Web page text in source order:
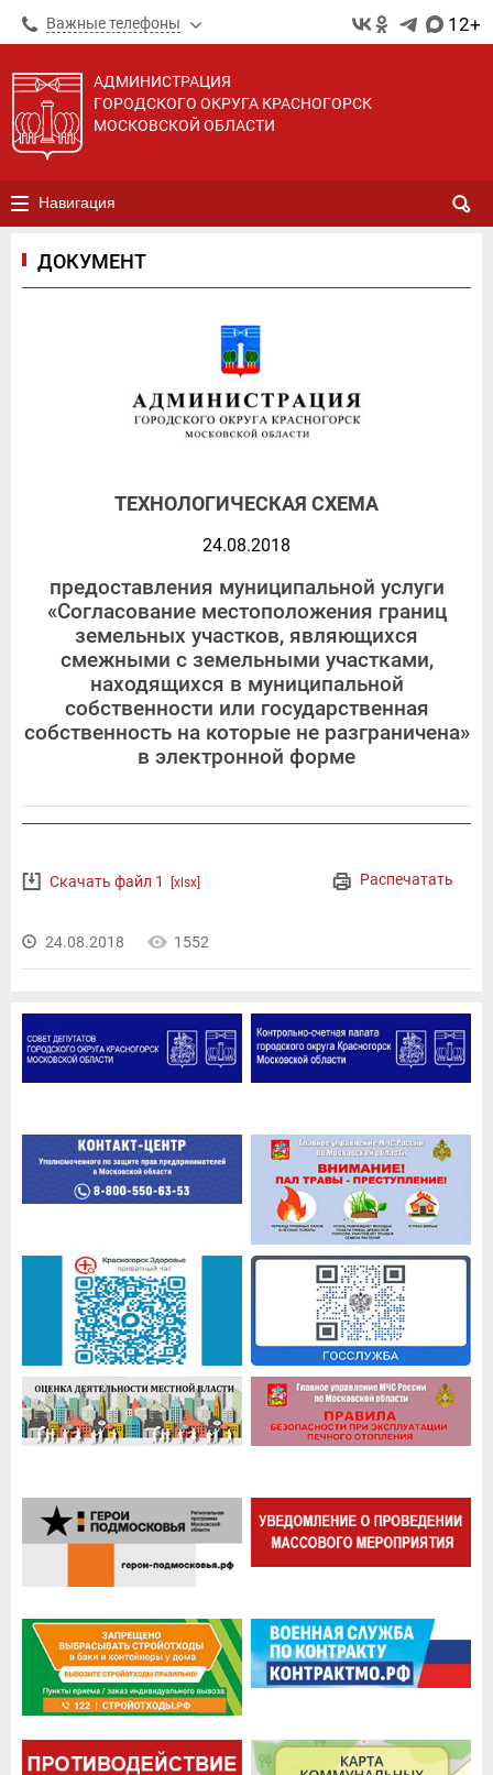
Важные телефоны 12+
АДМИНИСТРАЦИЯ
ГОРОДСКОГО ОКРУГА КРАСНОГОРСК
МОСКОВСКОЙ ОБЛАСТИ
Навигация
ДОКУМЕНТ
ТЕХНОЛОГИЧЕСКАЯ СХЕМА
24.08.2018
предоставления муниципальной услуги
«Согласование местоположения границ
земельных участков, являющихся
смежными с земельными участками,
находящихся в муниципальной
собственности или государственная
собственность на которые не разграничена»
в электронной форме
Распечатать
Скачать файл 1 [xlsx]
24.08.2018 1552